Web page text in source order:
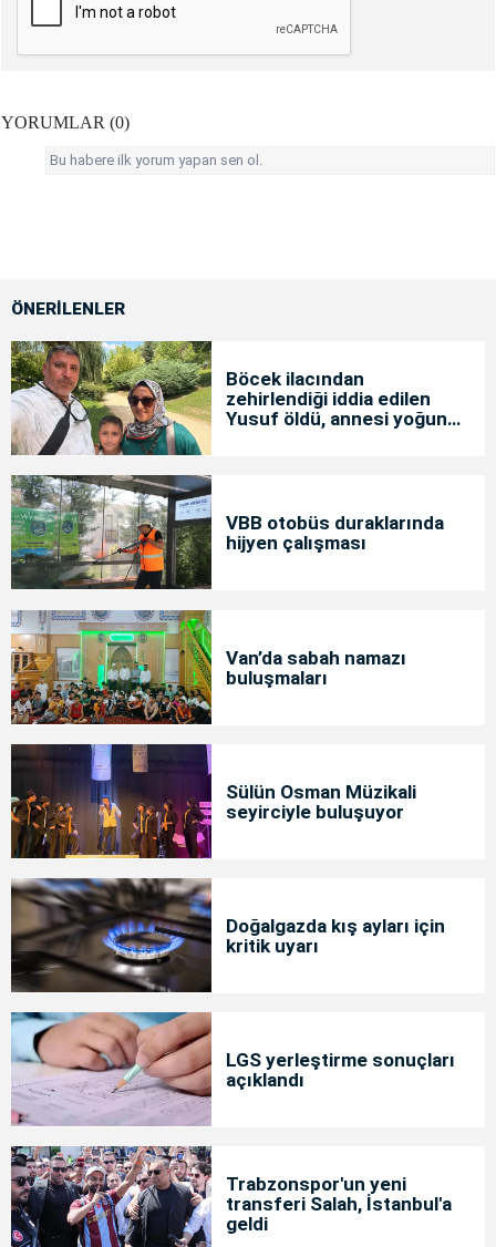
YORUMLAR (0)
Bu habere ilk yorum yapan sen ol.
ÖNERİLENLER
Böcek ilacından
zehirlendiği iddia edilen
Yusuf öldü, annesi yoğun
VBB otobüs duraklarında
hijyen çalışması
Van’da sabah namazı
buluşmaları
Sülün Osman Müzikali
seyirciyle buluşuyor
Doğalgazda kış ayları için
kritik uyarı
LGS yerleştirme sonuçları
açıklandı
Trabzonspor'un yeni
transferi Salah, İstanbul'a
geldi